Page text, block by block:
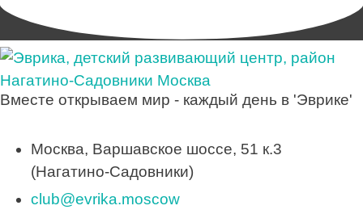
Вместе открываем мир - каждый день в 'Эврике'
Москва, Варшавское шоссе, 51 к.3
(Нагатино-Садовники)
club@evrika.moscow